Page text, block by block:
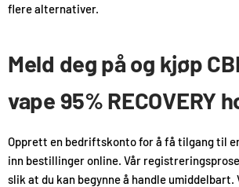
flere alternativer.
Meld deg på og kjøp
vape 95% RECOVERY
Opprett en bedriftskonto for å få tilgang til
inn bestillinger online. Vår
slik at du kan begynne å handle